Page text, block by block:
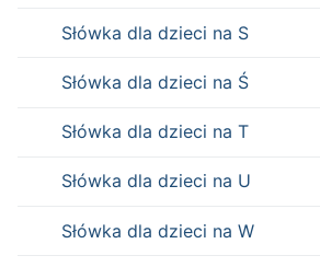
Słówka dla dzieci na S
Słówka dla dzieci na Ś
Słówka dla dzieci na T
Słówka dla dzieci na U
Słówka dla dzieci na W